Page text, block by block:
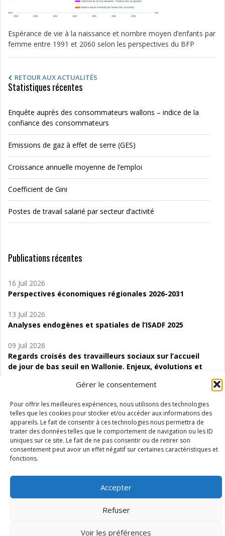
Gérer le consentement
Pour offrir les meilleures expériences, nous utilisons des technologies
telles que les cookies pour stocker et/ou accéder aux informations des
appareils. Le fait de consentir à ces technologies nous permettra de
traiter des données telles que le comportement de navigation ou les ID
uniques sur ce site. Le fait de ne pas consentir ou de retirer son
consentement peut avoir un effet négatif sur certaines caractéristiques et
fonctions.
Accepter
Refuser
Voir les préférences
Espérance de vie à la naissance et nombre moyen d’enfants par
femme entre 1991 et 2060 selon les perspectives du BFP
RETOUR AUX ACTUALITÉS
Statistiques récentes
Enquête auprès des consommateurs wallons – indice de la
confiance des consommateurs
Emissions de gaz à effet de serre (GES)
Croissance annuelle moyenne de l’emploi
Coefficient de Gini
Postes de travail salarié par secteur d’activité
Publications récentes
16 Juil 2026
Perspectives économiques régionales 2026-2031
13 Juil 2026
Analyses endogènes et spatiales de l’ISADF 2025
09 Juil 2026
Regards croisés des travailleurs sociaux sur l’accueil
de jour de bas seuil en Wallonie. Enjeux, évolutions et
Étude d’évaluabilité des Structures
d’accompagnement à l’autocréation d’emploi (SAACE)
01 Juil 2026
Pénurie du personnel infirmier :quels indicateurs
d’offre de soins pour comprendre la situation en